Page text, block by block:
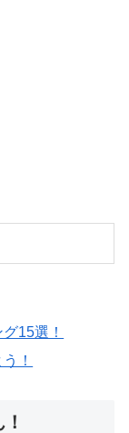
15選！
！